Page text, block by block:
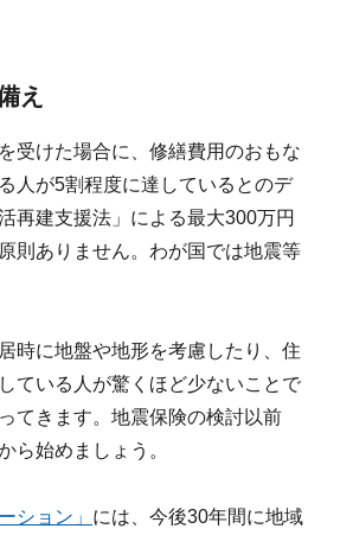
え
受けた場合に、修繕費用のおもな
人が5割程度に達しているとのデ
再建支援法」による最大300万円
則ありません。わが国では地震等
時に地盤や地形を考慮したり、住
ている人が驚くほど少ないことで
てきます。地震保険の検討以前
ら始めましょう。
ション」 には、今後30年間に地域